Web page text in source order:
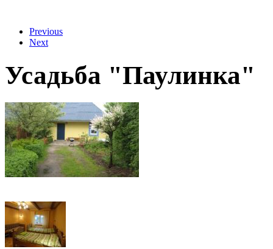
Previous
Next
Усадьба "Паулинка"